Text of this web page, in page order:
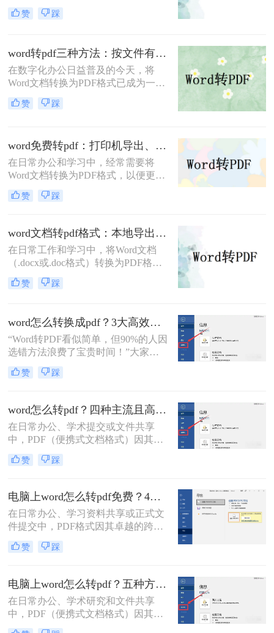
文档的稳定性和兼容性，便于分享和
打印。那么word转pdf怎么转免费呢？
赞 踩
word转pdf三种方法：按文件有没有图片和公式分开选！
在数字化办公日益普及的今天，将
Word文档转换为PDF格式已成为一项
基本且重要的技能。PDF格式因其跨
平台兼容性、格式稳定性和安全性，
三种将Word转换为PDF的方法。
赞 踩
word免费转pdf：打印机导出、Word自带、在线工具三选一！
在日常办公和学习中，经常需要将
Word文档转换为PDF格式，以便更好
地分享、打印或存档。那么word怎么
转换成pdf免费呢？本文将介绍三种免
赞 踩
word文档转pdf格式：本地导出和在线工具怎么选！
在日常工作和学习中，将Word文档
（.docx或.doc格式）转换为PDF格式
是一项常见的需求。PDF文件因其跨
平台兼容性、保持文档格式不变以及
本文将详细介绍两种将Word文档转换
成PDF格式的方法。
赞 踩
word怎么转换成pdf？3大高效方法详解，职场人必备技能！
“Word转PDF看似简单，但90%的人因
选错方法浪费了宝贵时间！”大家
好，我是小编——一位深耕电脑办公
软件测评多年的IT博主。在日常工作
后格式错乱，还得手动调整，太折腾
了！”尤其对于职场办公人群和自媒
体创作者而言，Word转PDF的需求高
频且关键：报告提交、合同归档、内
容分发……任何格式失误都可能导致
专业形象受损。
赞 踩
word怎么转pdf？四种主流且高效全解析！
在日常办公、学术提交或文件共享
中，PDF（便携式文档格式）因其卓
越的跨平台一致性、格式固定性和安
全性，已成为文件分发的首选格式。
辑工具，将其创作的文档转换为PDF
是一项高频且关键的操作。尽管操作
看似简单，但不同的转换方法在效
果、效率和应用场景上却大相径庭。
那么word怎么转pdf呢？
赞 踩
电脑上word怎么转pdf免费？4种高效的方法详解！
在日常办公、学习资料共享或正式文
件提交中，PDF格式因其卓越的跨平
台兼容性、固定的排版格式以及良好
的安全性，几乎成为了标准文件格
档编辑工具，我们经常需要将其编辑
好的文档转换为PDF。
赞 踩
电脑上word怎么转pdf？五种方法详解！
在日常办公、学术研究和文件共享
中，PDF（便携式文档格式）因其跨
平台、格式固定、不易被篡改的特